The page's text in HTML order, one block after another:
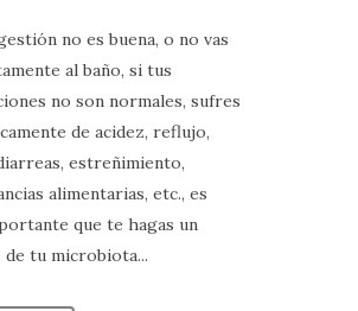
no es buena, o no vas
al baño, si tus
no son normales, sufres
de acidez, reflujo,
estreñimiento,
alimentarias, etc., es
que te hagas un
tu microbiota...